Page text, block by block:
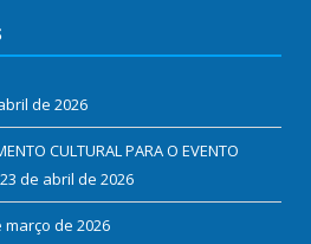
de 2026
CULTURAL PARA O EVENTO
23 de abril de 2026
março de 2026